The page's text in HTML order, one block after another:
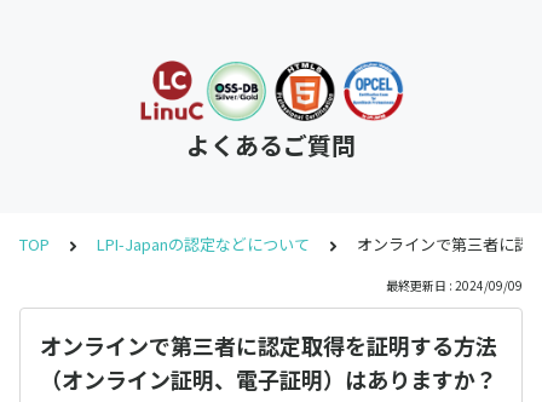
よくあるご質問
TOP LPI-Japanの認定などについて オンラインで第三者に認
最終更新日 : 2024/09/09
オンラインで第三者に認定取得を証明する方法
（オンライン証明、電子証明）はありますか？